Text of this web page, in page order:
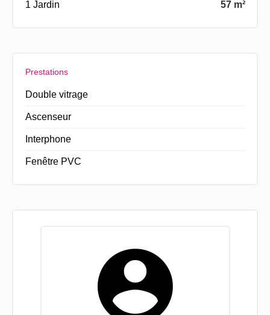
1 Jardin 57 m²
Prestations
Double vitrage
Ascenseur
Interphone
Fenêtre PVC